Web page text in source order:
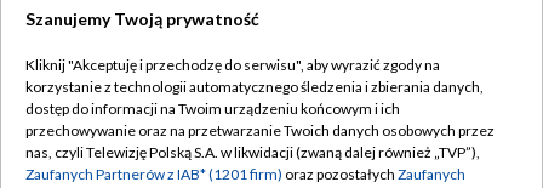
TVP
Abonament TVP
Emisja w TVP
Regulamin TVP
Polityka prywatności
Szanujemy Twoją prywatność
Kliknij "Akceptuję i przechodzę do serwisu", aby wyrazić zgody na
korzystanie z technologii automatycznego śledzenia i zbierania danych,
dostęp do informacji na Twoim urządzeniu końcowym i ich
przechowywanie oraz na przetwarzanie Twoich danych osobowych przez
nas, czyli Telewizję Polską S.A. w likwidacji (zwaną dalej również „TVP”),
Zaufanych Partnerów z IAB* (1201 firm) oraz pozostałych Zaufanych